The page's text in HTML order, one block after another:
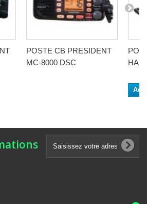
POSTE CB PRESIDENT
MC-8000 DSC